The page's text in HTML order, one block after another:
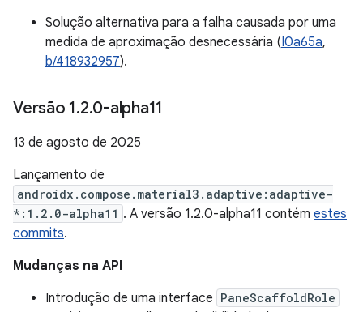
Solução alternativa para a falha causada por uma
medida de aproximação desnecessária (I0a65a,
b/418932957).
Versão 1.2.0-alpha11
13 de agosto de 2025
Lançamento de
androidx.compose.material3.adaptive:adaptive-
*:1.2.0-alpha11 . A versão 1.2.0-alpha11 contém estes
commits.
Mudanças na API
Introdução de uma interface PaneScaffoldRole